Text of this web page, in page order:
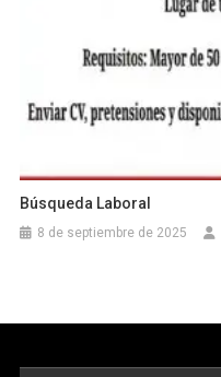
Búsqueda Laboral
8 de septiembre de 2025